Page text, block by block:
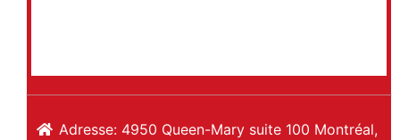
Adresse: 4950 Queen-Mary suite 100 Montréal,